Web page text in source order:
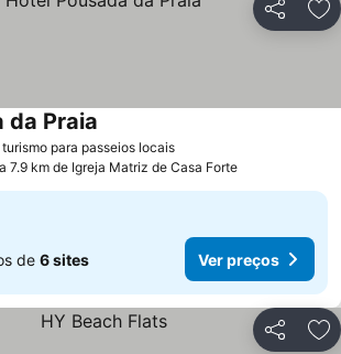
Partilhar
para passeios locais
da Praia
a 7.9 km de Igreja Matriz de Casa Forte
de 6 sites Ver preços
Partilhar